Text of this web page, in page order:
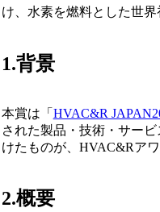
け、水素を燃料とした世界
1.背景
本賞は「 HVAC&R
された製品・技術・サー
けたものが、HVAC&Rア
2.概要